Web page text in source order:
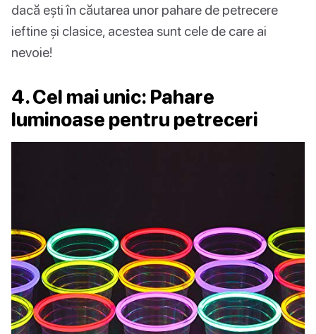
dacă ești în căutarea unor pahare de petrecere
ieftine și clasice, acestea sunt cele de care ai
nevoie!
4. Cel mai unic: Pahare
luminoase pentru petreceri